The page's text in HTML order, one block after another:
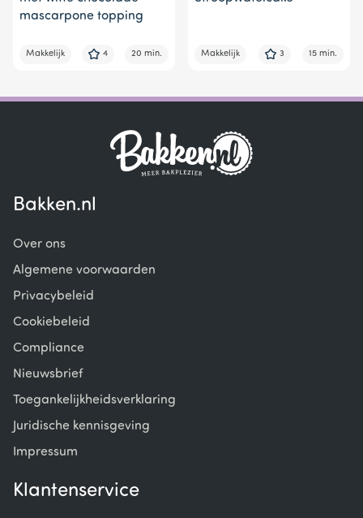
mascarpone topping
Makkelijk 4 20 min. Makkelijk 3 15 min.
Bakken.nl
Over ons
Algemene voorwaarden
Privacybeleid
Cookiebeleid
Compliance
Nieuwsbrief
Toegankelijkheidsverklaring
Juridische kennisgeving
Impressum
Klantenservice